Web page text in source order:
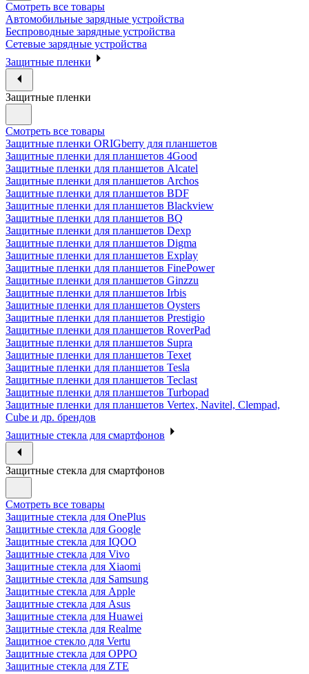
Смотреть все товары
Автомобильные зарядные устройства
Беспроводные зарядные устройства
Сетевые зарядные устройства
Защитные пленки
Защитные пленки
Смотреть все товары
Защитные пленки ORIGberry для планшетов
Защитные пленки для планшетов 4Good
Защитные пленки для планшетов Alcatel
Защитные пленки для планшетов Archos
Защитные пленки для планшетов BDF
Защитные пленки для планшетов Blackview
Защитные пленки для планшетов BQ
Защитные пленки для планшетов Dexp
Защитные пленки для планшетов Digma
Защитные пленки для планшетов Explay
Защитные пленки для планшетов FinePower
Защитные пленки для планшетов Ginzzu
Защитные пленки для планшетов Irbis
Защитные пленки для планшетов Oysters
Защитные пленки для планшетов Prestigio
Защитные пленки для планшетов RoverPad
Защитные пленки для планшетов Supra
Защитные пленки для планшетов Texet
Защитные пленки для планшетов Tesla
Защитные пленки для планшетов Teclast
Защитные пленки для планшетов Turbopad
Защитные пленки для планшетов Vertex, Navitel, Clempad,
Cube и др. брендов
Защитные стекла для смартфонов
Защитные стекла для смартфонов
Смотреть все товары
Защитные стекла для OnePlus
Защитные стекла для Google
Защитные стекла для IQOO
Защитные стекла для Vivo
Защитные стекла для Xiaomi
Защитные стекла для Samsung
Защитные стекла для Apple
Защитные стекла для Asus
Защитные стекла для Huawei
Защитные стекла для Realme
Защитное стекло для Vertu
Защитные стекла для OPPO
Защитные стекла для ZTE